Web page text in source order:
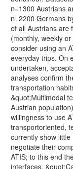
n=1300 Austrians
n=2200 Germans
of all Austrians are
(monthly, weekly
consider using an
everyday trips. On
undertaken,
analyses confirm
transportation
&quot;Multimodal
Austrian
willingness to use
transportoriented,
currently show
negotiate their
ATIS; to this end
interfaces.